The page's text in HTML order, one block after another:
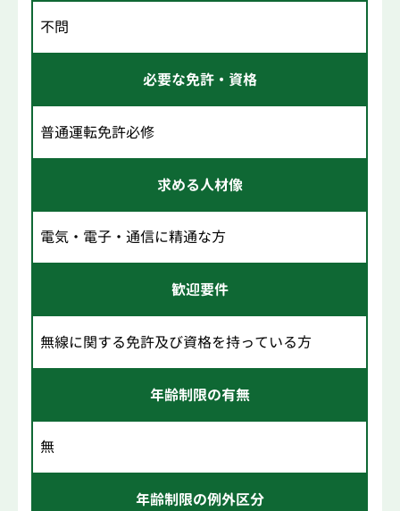
不問
必要な免許・資格
普通運転免許必修
求める人材像
電気・電子・通信に精通な方
歓迎要件
無線に関する免許及び資格を持っている方
年齢制限の有無
無
年齢制限の例外区分